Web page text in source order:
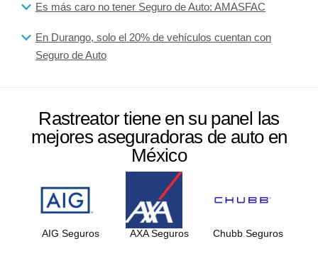
Es más caro no tener Seguro de Auto: AMASFAC
En Durango, solo el 20% de vehículos cuentan con
Seguro de Auto
Rastreator tiene en su panel las
mejores aseguradoras de auto en
México
AIG Seguros AXA Seguros Chubb Seguros